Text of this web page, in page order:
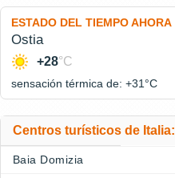
ESTADO DEL TIEMPO AHORA
Ostia
+28°C
sensación térmica de: +31°C
Centros turísticos de Italia:
Baia Domizia